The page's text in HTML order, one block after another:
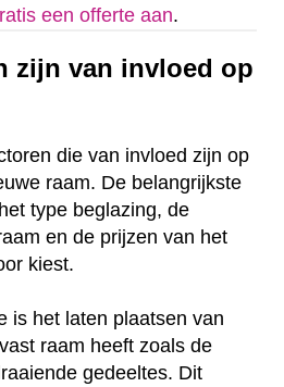
een offerte aan.
zijn van invloed op
die van invloed zijn op
raam. De belangrijkste
type beglazing, de
en de prijzen van het
kiest.
is het laten plaatsen van
raam heeft zoals de
gedeeltes. Dit